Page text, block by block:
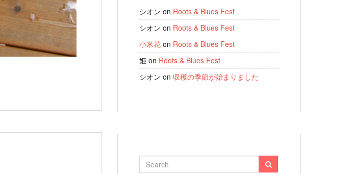
シオン on Roots & Blues Fest
シオン on Roots & Blues Fest
小米花 on Roots & Blues Fest
姫 on Roots & Blues Fest
シオン on 収穫の季節が始まりました